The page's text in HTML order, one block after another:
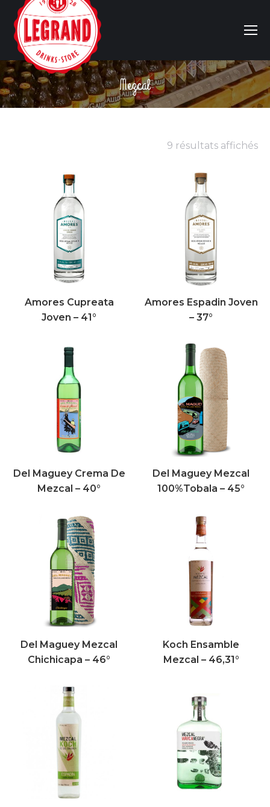
Mezcal
Vous êtes ici :
9 résultats affichés
Amores Cupreata
Joven – 41°
Amores Espadin Joven
– 37°
Del Maguey Crema De
Mezcal – 40°
Del Maguey Mezcal
100%Tobala – 45°
Del Maguey Mezcal
Chichicapa – 46°
Koch Ensamble
Mezcal – 46,31°